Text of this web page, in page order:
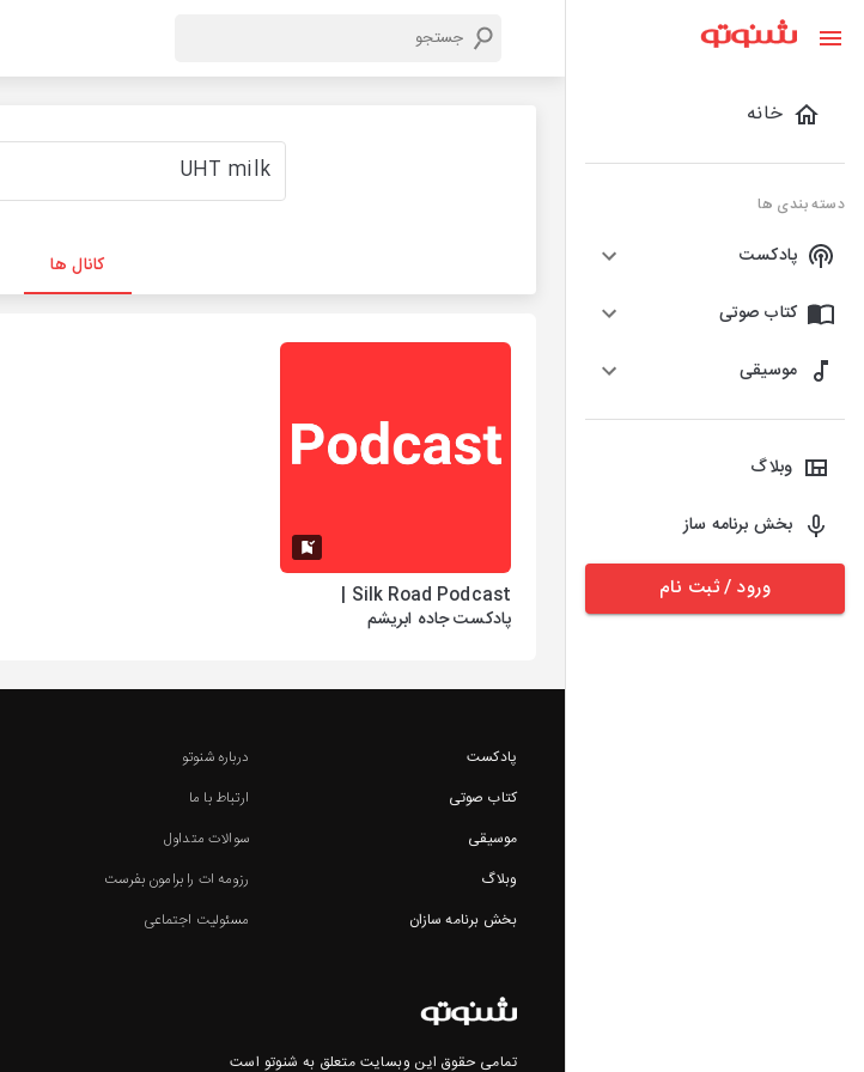
خانه
دسته بندی ها
پادکست
کتاب صوتی
موسیقی
وبلاگ
بخش برنامه ساز
ورود / ثبت نام
کانال ها
Silk Road Podcast |
پادکست جاده ابریشم
پادکست
کتاب صوتی
موسیقی
وبلاگ
بخش برنامه سازان
درباره شنوتو
ارتباط با ما
سوالات متداول
رزومه ات را برامون بفرست
مسئولیت اجتماعی
تمامی حقوق این وبسایت متعلق به شنوتو است